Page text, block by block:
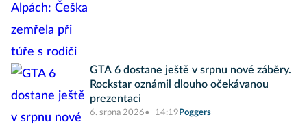
GTA 6 dostane ještě v srpnu nové záběry.
Rockstar oznámil dlouho očekávanou
prezentaci
6. srpna 2026 14:19 Poggers